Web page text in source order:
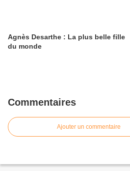
Agnès Desarthe : La plus belle fille
du monde
Commentaires
Ajouter un commentaire